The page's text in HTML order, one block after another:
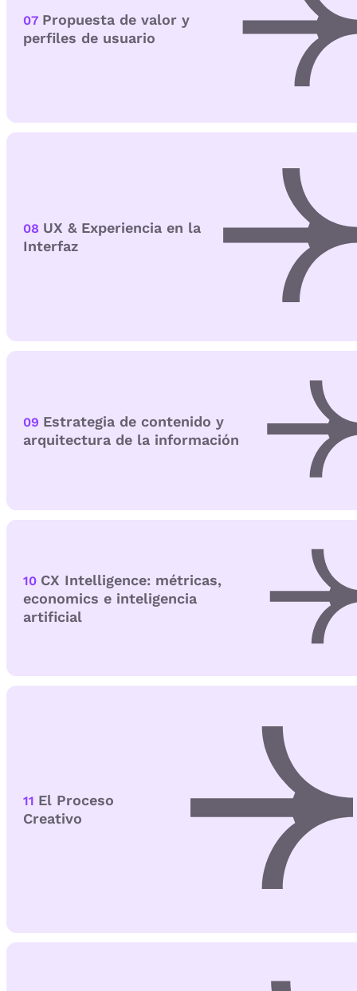
07 Propuesta de valor y
perfiles de usuario
08 UX & Experiencia en la
Interfaz
09 Estrategia de contenido y
arquitectura de la información
10 CX Intelligence: métricas,
economics e inteligencia
artificial
11 El Proceso
Creativo